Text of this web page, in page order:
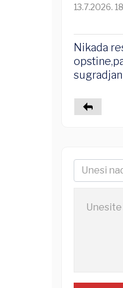
13.7.2026.
Nikada